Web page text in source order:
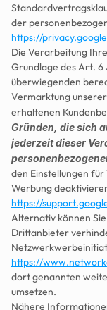
https://
Die Verarbeitung
Grundlage des Art. 6
überwiegenden
Vermarktung
erhaltenen
Gründen, die sich
jederzeit dieser
den Einstellungen
https://
Alternativ können
Drittanbieter
https://
dort genannten
umsetzen.
Nähere